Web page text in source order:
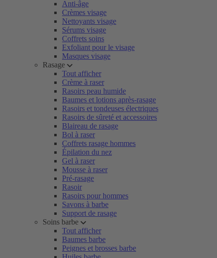
Anti-âge
Crèmes visage
Nettoyants visage
Sérums visage
Coffrets soins
Exfoliant pour le visage
Masques visage
Rasage
Tout afficher
Crème à raser
Rasoirs peau humide
Baumes et lotions après-rasage
Rasoirs et tondeuses électriques
Rasoirs de sûreté et accessoires
Blaireau de rasage
Bol à raser
Coffrets rasage hommes
Épilation du nez
Gel à raser
Mousse à raser
Pré-rasage
Rasoir
Rasoirs pour hommes
Savons à barbe
Support de rasage
Soins barbe
Tout afficher
Baumes barbe
Peignes et brosses barbe